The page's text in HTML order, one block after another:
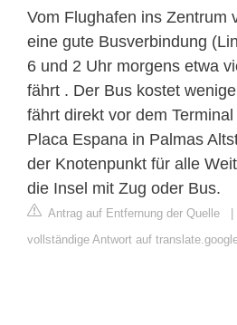
Vom Flughafen ins Zentrum
eine gute Busverbindung
6 und 2 Uhr morgens etwa
fährt . Der Bus kostet
fährt direkt vor dem
Placa Espana in Palmas
der Knotenpunkt für alle
die Insel mit Zug oder Bus.
Antrag auf Entfernung der Quelle |
vollständige Antwort auf